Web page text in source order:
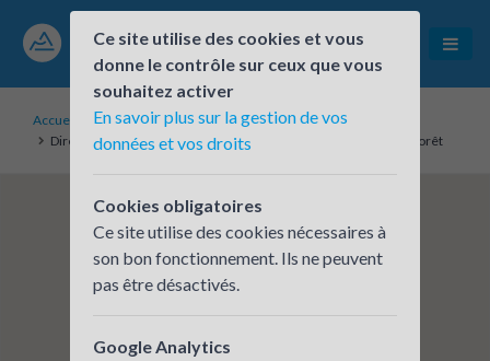
Accueil
Établissements inscrits
Direction Régionale de l'Alimentation , de l'Agriculture et de la Forêt
Ce site utilise des cookies et vous
donne le contrôle sur ceux que vous
souhaitez activer
En savoir plus sur la gestion de vos
données et vos droits
Cookies obligatoires
Ce site utilise des cookies nécessaires à
son bon fonctionnement. Ils ne peuvent
pas être désactivés.
Google Analytics